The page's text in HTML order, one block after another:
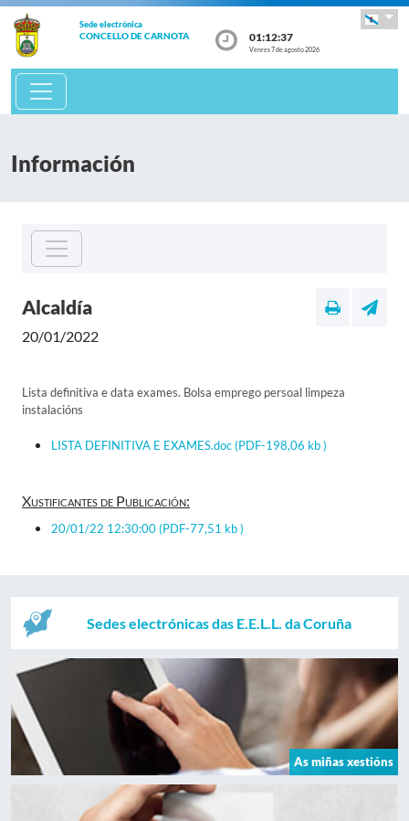
Sede electrónica
CONCELLO DE CARNOTA 01:12:37
Venres 7 de agosto 2026
Información
Alcaldía
20/01/2022
Lista definitiva e data exames. Bolsa emprego persoal limpeza
instalacións
LISTA DEFINITIVA E EXAMES.doc(PDF-198,06 kb )
Xustificantes de Publicación:
20/01/22 12:30:00(PDF-77,51 kb )
Sedes electrónicas das E.E.L.L. da Coruña
As miñas xestións